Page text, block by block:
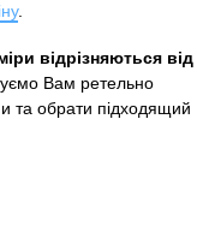
.
відрізняються від
Вам ретельно
та обрати підходящий